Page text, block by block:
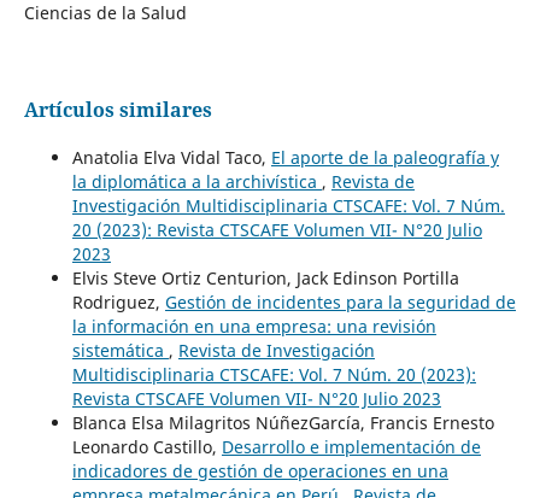
Ciencias de la Salud
Artículos similares
Anatolia Elva Vidal Taco, El aporte de la paleografía y
la diplomática a la archivística , Revista de
Investigación Multidisciplinaria CTSCAFE: Vol. 7 Núm.
20 (2023): Revista CTSCAFE Volumen VII- N°20 Julio
2023
Elvis Steve Ortiz Centurion, Jack Edinson Portilla
Rodriguez, Gestión de incidentes para la seguridad de
la información en una empresa: una revisión
sistemática , Revista de Investigación
Multidisciplinaria CTSCAFE: Vol. 7 Núm. 20 (2023):
Revista CTSCAFE Volumen VII- N°20 Julio 2023
Blanca Elsa Milagritos NúñezGarcía, Francis Ernesto
Leonardo Castillo, Desarrollo e implementación de
indicadores de gestión de operaciones en una